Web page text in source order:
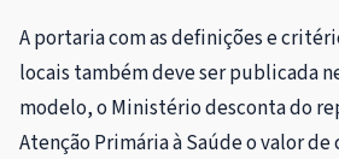
A portaria com as definições e
locais também deve ser publicada
modelo, o Ministério desconta do
Atenção Primária à Saúde o valor